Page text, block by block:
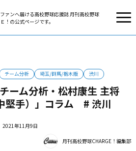
ァンへ届ける高校野球応援誌 月刊高校野球
！の公式ページです。
チーム分析 埼玉/群馬/栃木版 渋川
ーム分析・松村康生 主将
堅手）」コラム # 渋川
2021年11月9日
月刊高校野球CHARGE！編集部